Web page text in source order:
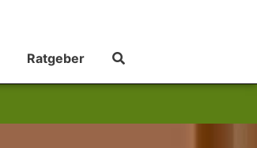
Ratgeber